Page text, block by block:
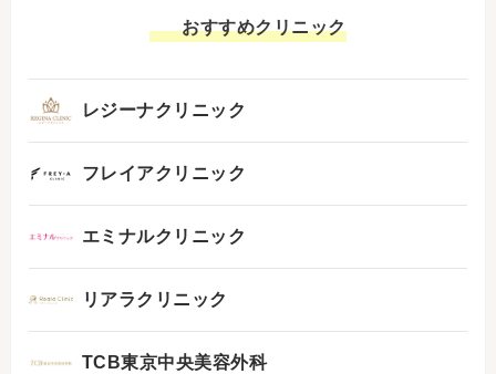
おすすめクリニック
レジーナクリニック
フレイアクリニック
エミナルクリニック
リアラクリニック
TCB東京中央美容外科